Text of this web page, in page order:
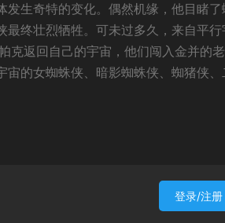
生奇特的变化。偶然机缘，他目睹了
终壮烈牺牲。可未过多久，来自平行
克返回自己的宇宙，他们闯入金并的
的女蜘蛛侠、暗影蜘蛛侠、蜘猪侠、
登录/注册